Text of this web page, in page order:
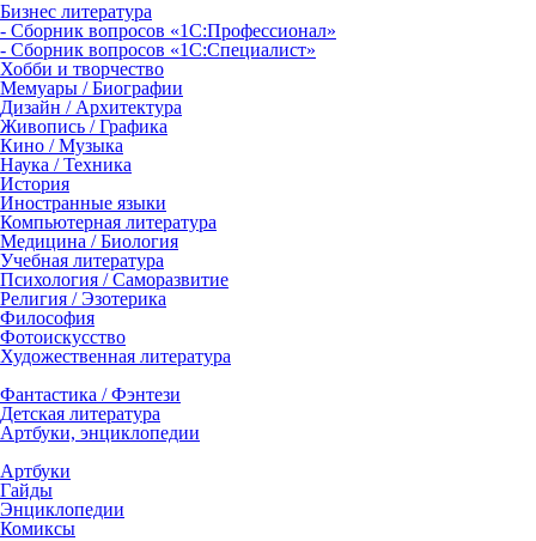
Бизнес литература
- Сборник вопросов «1С:Профессионал»
- Сборник вопросов «1С:Специалист»
Хобби и творчество
Мемуары / Биографии
Дизайн / Архитектура
Живопись / Графика
Кино / Музыка
Наука / Техника
История
Иностранные языки
Компьютерная литература
Медицина / Биология
Учебная литература
Психология / Саморазвитие
Религия / Эзотерика
Философия
Фотоискусство
Художественная литература
Фантастика / Фэнтези
Детская литература
Артбуки, энциклопедии
Артбуки
Гайды
Энциклопедии
Комиксы